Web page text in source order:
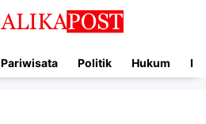
Pariwisata Politik Hukum